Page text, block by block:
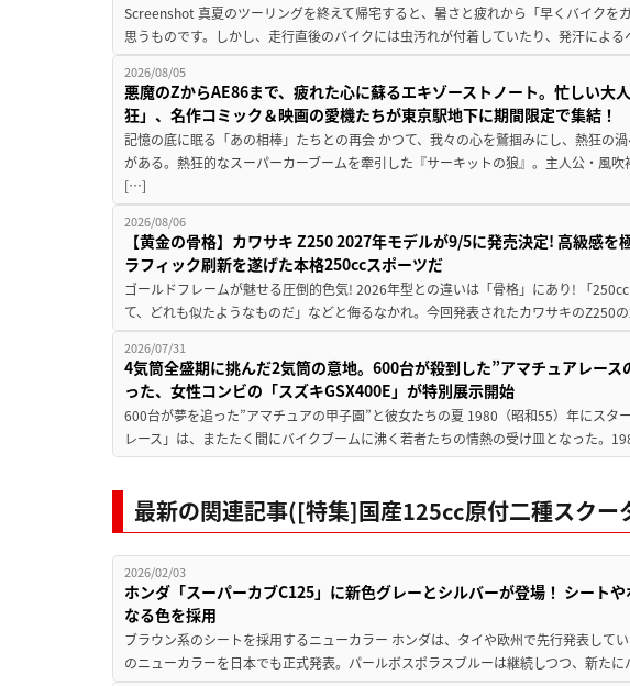
Screenshot 真夏のツーリングを終えて帰宅すると、暑さと疲れから「早くバイクを
思うものです。しかし、走行直後のバイクには虫汚れが付着していたり、発汗によ
2026/08/05
悪魔のZからAE86まで、疲れた心に蘇るエキゾーストノート。忙しい大
狂」、名作コミック＆映画の愛機たちが東京駅地下に期間限定で集結！
記憶の底に眠る「あの相棒」たちとの再会 かつて、我々の心を鷲掴みにし、熱狂の
がある。熱狂的なスーパーカーブームを牽引した『サーキットの狼』。主人公・風吹
[…]
2026/08/06
【黄金の骨格】カワサキ Z250 2027年モデルが9/5に発売決定! 高級感を
ラフィック刷新を遂げた本格250ccスポーツだ
ゴールドフレームが魅せる圧倒的色気! 2026年型との違いは「骨格」にあり! 「
て、どれも似たようなものだ」などと侮るなかれ。今回発表されたカワサキのZ250
2026/07/31
4気筒全盛期に挑んだ2気筒の意地。600台が殺到した”アマチュアレース
った、女性コンビの「スズキGSX400E」が特別展示開始
600台が夢を追った”アマチュアの甲子園”と彼女たちの夏 1980（昭和55）年にスタ
レース」は、またたく間にバイクブームに沸く若者たちの情熱の受け皿となった。
最新の関連記事([特集]国産125cc原付二種スクー
2026/02/03
ホンダ「スーパーカブC125」に新色グレーとシルバーが登場！ シート
なる色を採用
ブラウン系のシートを採用するニューカラー ホンダは、タイや欧州で先行発表してい
のニューカラーを日本でも正式発表。パールボスポラスブルーは継続しつつ、新た